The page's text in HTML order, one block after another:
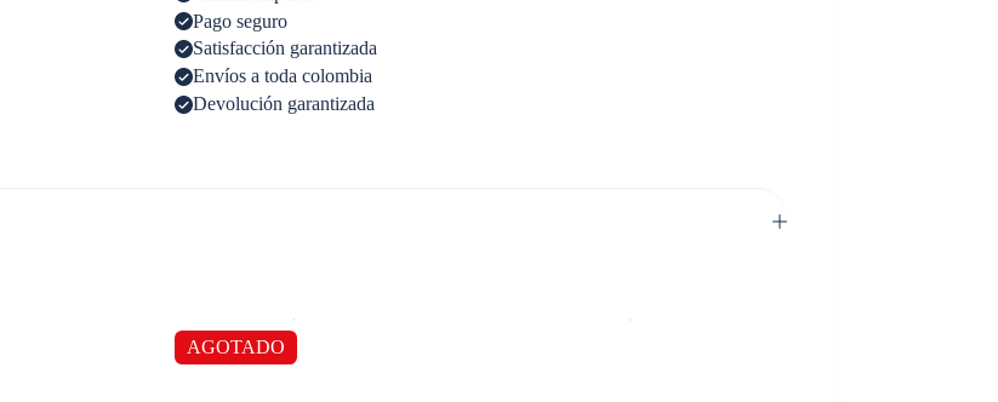
Pago seguro
Satisfacción garantizada
Envíos a toda colombia
Devolución garantizada
AGOTADO